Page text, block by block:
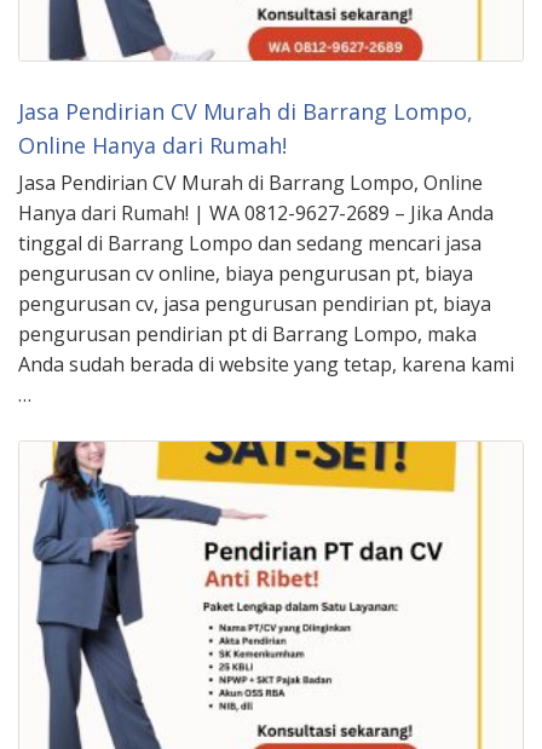
Jasa Pendirian CV Murah di Barrang Lompo,
Online Hanya dari Rumah!
Jasa Pendirian CV Murah di Barrang Lompo, Online
Hanya dari Rumah! | WA 0812-9627-2689 – Jika Anda
tinggal di Barrang Lompo dan sedang mencari jasa
pengurusan cv online, biaya pengurusan pt, biaya
pengurusan cv, jasa pengurusan pendirian pt, biaya
pengurusan pendirian pt di Barrang Lompo, maka
Anda sudah berada di website yang tetap, karena kami
…